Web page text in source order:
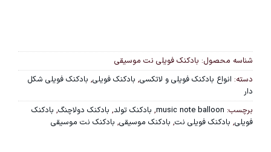
شناسه محصول: بادکنک فویلی نت موسیقی
دسته: انواع بادکنک فویلی و لاتکسی, بادکنک فویلی, بادکنک فویلی شکل
دار
برچسب: music note balloon
, بادکنک تولد, بادکنک دولاچنگ, بادکنک
فویلی, بادکنک فویلی نت, بادکنک موسیقی, بادکنک نت موسیقی